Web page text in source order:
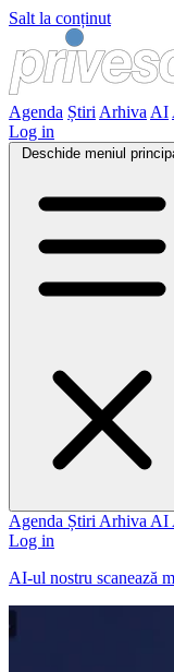
Salt la conținut
Agenda Știri Arhiva AI
Log in
Deschide meniul
Agenda Știri Arhiva AI
Log in
AI-ul nostru scanează